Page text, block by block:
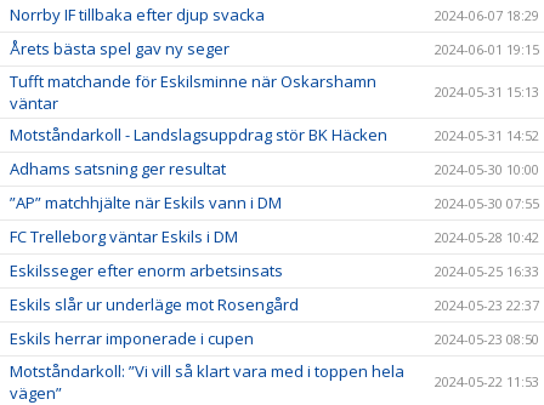
Norrby IF tillbaka efter djup svacka 2024-06-07 18:29
Årets bästa spel gav ny seger 2024-06-01 19:15
Tufft matchande för Eskilsminne när Oskarshamn
väntar
2024-05-31 15:13
Motståndarkoll - Landslagsuppdrag stör BK Häcken 2024-05-31 14:52
Adhams satsning ger resultat 2024-05-30 10:00
”AP” matchhjälte när Eskils vann i DM 2024-05-30 07:55
FC Trelleborg väntar Eskils i DM 2024-05-28 10:42
Eskilsseger efter enorm arbetsinsats 2024-05-25 16:33
Eskils slår ur underläge mot Rosengård 2024-05-23 22:37
Eskils herrar imponerade i cupen 2024-05-23 08:50
Motståndarkoll: ”Vi vill så klart vara med i toppen hela
vägen”
2024-05-22 11:53